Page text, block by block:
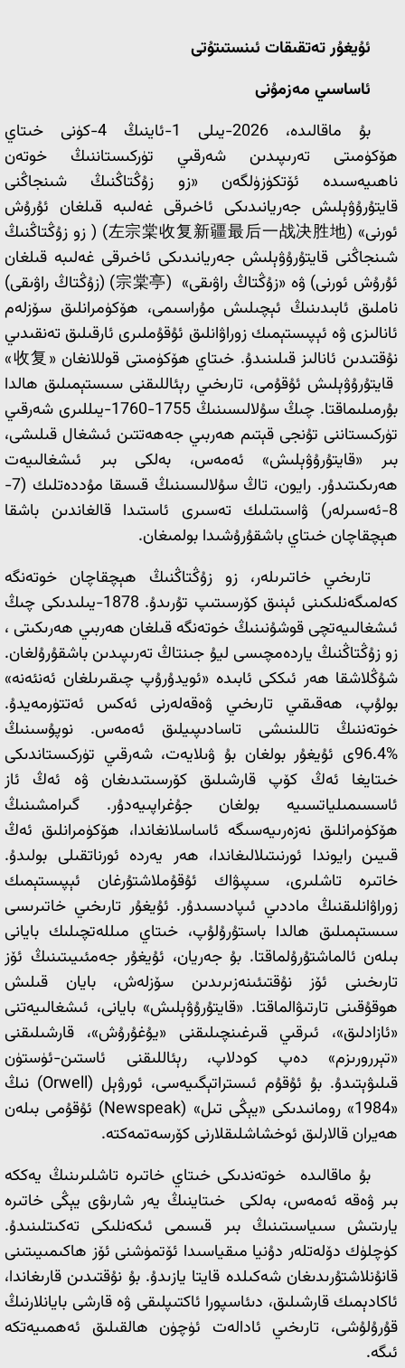
ئۇيغۇر تەتقىقات ئىنستىتۇتى
ئاساسىي مەزمۇنى
بۇ ماقالىدە، 2026-يىلى 1-ئاينىڭ 4-كۈنى خىتاي
ھۆكۈمىتى تەرىپىدىن شەرقىي تۈركىستاننىڭ خوتەن
ناھىيەسىدە ئۆتكۈزۈلگەن «زو زۇڭتاڭنىڭ شىنجاڭنى
قايتۇرۇۋېلىش جەريانىدىكى ئاخىرقى غەلىبە قىلغان ئۇرۇش
ئورنى» (左宗棠收复新疆最后一战决胜地) ( زو زۇڭتاڭنىڭ
شىنجاڭنى قايتۇرۇۋېلىش جەريانىدىكى ئاخىرقى غەلىبە قىلغان
ئۇرۇش ئورنى) ۋە «زۇڭتاڭ راۋىقى» (宗棠亭) (زۇڭتاڭ راۋىقى)
ناملىق ئابىدىنىڭ ئېچىلىش مۇراسىمى، ھۆكۈمرانلىق سۆزلەم
ئانالىزى ۋە ئېپىستېمىك زوراۋانلىق ئۇقۇملىرى ئارقىلىق تەنقىدىي
نۇقتىدىن ئانالىز قىلىنىدۇ. خىتاي ھۆكۈمىتى قوللانغان «收复»
قايتۇرۇۋېلىش ئۇقۇمى، تارىخىي رېئاللىقنى سىستېمىلىق ھالدا
بۇرمىلىماقتا. چىڭ سۇلالىسىنىڭ 1755-1760-يىللىرى شەرقىي
تۈركىستاننى تۇنجى قېتىم ھەربىي جەھەتتىن ئىشغال قىلىشى،
بىر «قايتۇرۇۋېلىش» ئەمەس، بەلكى بىر ئىشغالىيەت
ھەرىكىتىدۇر. رايون، تاڭ سۇلالىسىنىڭ قىسقا مۇددەتلىك (7-
8-ئەسىرلەر) ۋاسىتىلىك تەسىرى ئاستىدا قالغاندىن باشقا
ھېچقاچان خىتاي باشقۇرۇشىدا بولمىغان.
تارىخىي خاتىرىلەر، زو زۇڭتاڭنىڭ ھېچقاچان خوتەنگە
كەلمىگەنلىكىنى ئېنىق كۆرسىتىپ تۇرىدۇ. 1878-يىلىدىكى چىڭ
ئىشغالىيەتچى قوشۇنىنىڭ خوتەنگە قىلغان ھەربىي ھەرىكىتى ،
زو زۇڭتاڭنىڭ ياردەمچىسى ليۇ جىنتاڭ تەرىپىدىن باشقۇرۇلغان.
شۇڭلاشقا ھەر ئىككى ئابىدە «ئويدۇرۇپ چىقىرىلغان ئەنئەنە»
بولۇپ، ھەقىقىي تارىخىي ۋەقەلەرنى ئەكس ئەتتۈرمەيدۇ.
خوتەننىڭ تاللىنىشى تاسادىپىيلىق ئەمەس. نوپۇسىنىڭ
%96.4ى ئۇيغۇر بولغان بۇ ۋىلايەت، شەرقىي تۈركىستاندىكى
خىتايغا ئەڭ كۆپ قارشىلىق كۆرسىتىدىغان ۋە ئەڭ ئاز
ئاسسىمىلياتسىيە بولغان جۇغراپىيەدۇر. گىرامشىنىڭ
ھۆكۈمرانلىق نەزەرىيەسىگە ئاساسلانغاندا، ھۆكۈمرانلىق ئەڭ
قىيىن رايوندا ئورنىتىلالىغاندا، ھەر يەردە ئورناتقىلى بولىدۇ.
خاتىرە تاشلىرى، سىپىۋاك ئۇقۇملاشتۇرغان ئېپىستېمىك
زوراۋانلىقنىڭ ماددىي ئىپادىسىدۇر. ئۇيغۇر تارىخىي خاتىرىسى
سىستېمىلىق ھالدا باستۇرۇلۇپ، خىتاي مىللەتچىلىك بايانى
بىلەن ئالماشتۇرۇلماقتا. بۇ جەريان، ئۇيغۇر جەمئىيىتىنىڭ ئۆز
تارىخىنى ئۆز نۇقتىئىنەزىرىدىن سۆزلەش، بايان قىلىش
ھوقۇقىنى تارتىۋالماقتا. «قايتۇرۇۋېلىش» بايانى، ئىشغالىيەتنى
«ئازادلىق»، ئىرقىي قىرغىنچىلىقنى «يۇغۇرۇش»، قارشىلىقنى
«تېررورىزم» دەپ كودلاپ، رېئاللىقنى ئاستىن-ئۈستۈن
قىلىۋېتىدۇ. بۇ ئۇقۇم ئىستراتېگىيەسى، ئورۋېل (Orwell) نىڭ
«1984» رومانىدىكى «يېڭى تىل» (Newspeak) ئۇقۇمى بىلەن
ھەيران قالارلىق ئوخشاشلىقلارنى كۆرسەتمەكتە.
بۇ ماقالىدە خوتەندىكى خىتاي خاتىرە تاشلىرىنىڭ يەككە
بىر ۋەقە ئەمەس، بەلكى خىتاينىڭ يەر شارىۋى يېڭى خاتىرە
يارىتىش سىياسىتىنىڭ بىر قىسمى ئىكەنلىكى تەكىتلىنىدۇ.
كۈچلۈك دۆلەتلەر دۇنيا مىقياسىدا ئۆتمۈشنى ئۆز ھاكىمىيىتىنى
قانۇنلاشتۇرىدىغان شەكىلدە قايتا يازىدۇ. بۇ نۇقتىدىن قارىغاندا،
ئاكادېمىك قارشىلىق، دىئ‍اسپورا ئاكتىپلىقى ۋە قارشى بايانلارنىڭ
قۇرۇلۇشى، تارىخىي ئادالەت ئۈچۈن ھالقىلىق ئەھمىيەتكە
ئىگە.